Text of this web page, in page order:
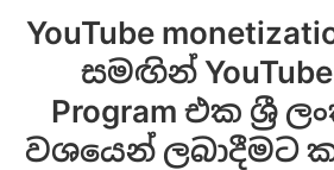
YouTube
සමඟින් YouTube
Program එක ශ්‍රී
වශයෙන් ලබාදීමට